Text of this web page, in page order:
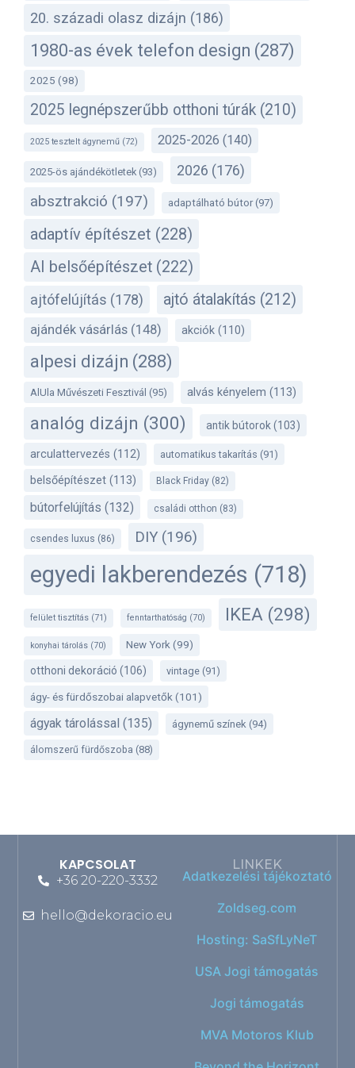
20. századi olasz dizájn (186)
1980-as évek telefon design (287)
2025 (98)
2025 legnépszerűbb otthoni túrák (210)
2025 tesztelt ágynemű (72) 2025-2026 (140)
2025-ös ajándékötletek (93) 2026 (176)
absztrakció (197) adaptálható bútor(97)
adaptív építészet (228)
AI belsőépítészet (222)
ajtófelújítás (178) ajtó átalakítás (212)
ajándék vásárlás (148) akciók (110)
alpesi dizájn (288)
AlUla Művészeti Fesztivál (95) alvás kényelem (113)
analóg dizájn (300) antik bútorok (103)
arculattervezés (112) automatikus takarítás (91)
belsőépítészet (113) Black Friday (82)
bútorfelújítás (132) családi otthon (83)
csendes luxus (86) DIY (196)
egyedi lakberendezés (718)
felület tisztítás (71) fenntarthatóság (70) IKEA (298)
konyhai tárolás (70) New York (99)
otthoni dekoráció (106) vintage (91)
ágy- és fürdőszobai alapvetők (101)
ágyak tárolással (135) ágynemű színek (94)
álomszerű fürdőszoba (88)
KAPCSOLAT
+36 20-220-3332
hello@dekoracio.eu
LINKEK
Adatkezelési tájékoztató
Zoldseg.com
Hosting: SaSfLyNeT
USA Jogi támogatás
Jogi támogatás
MVA Motoros Klub